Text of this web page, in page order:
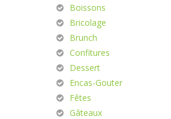
Boissons
Bricolage
Brunch
Confitures
Dessert
Encas-Gouter
Fêtes
Gâteaux